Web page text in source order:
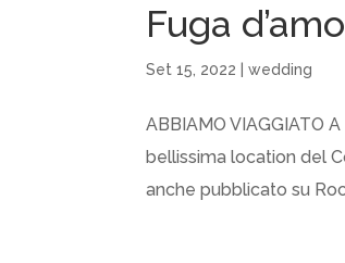
Fuga
Set 15, 2022 |wedding
ABBIAMO VIAGGIATO
bellissima location del
anche pubblicato su